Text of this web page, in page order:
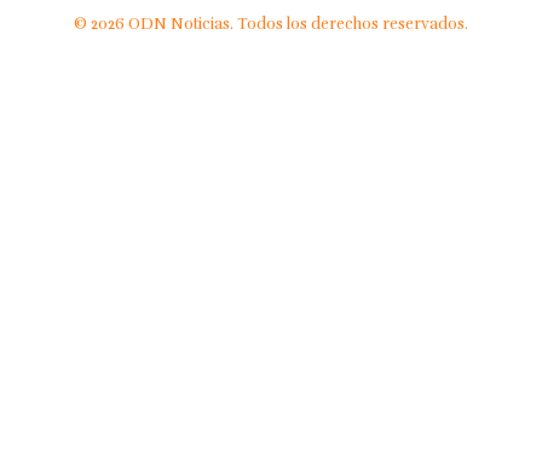
© 2026 ODN Noticias. Todos los derechos reservados.